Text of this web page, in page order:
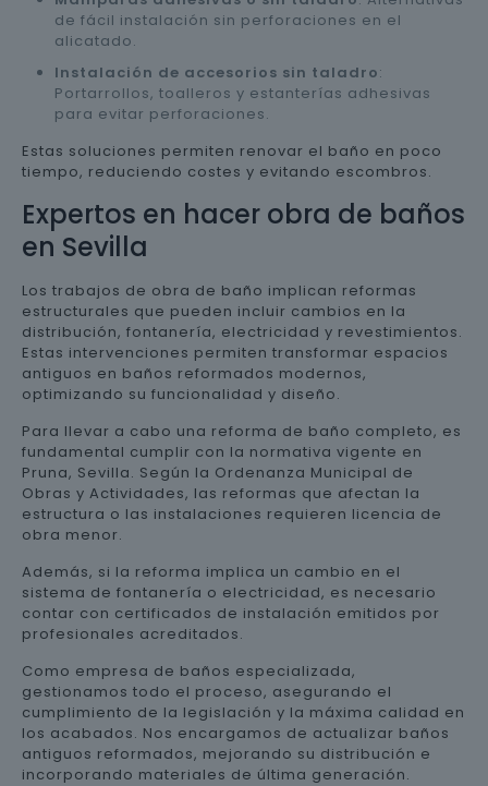
de fácil instalación sin perforaciones en el
alicatado.
Instalación de accesorios sin taladro:
Portarrollos, toalleros y estanterías adhesivas
para evitar perforaciones.
Estas soluciones permiten renovar el baño en poco
tiempo, reduciendo costes y evitando escombros.
Expertos en hacer obra de baños
en Sevilla
Los trabajos de obra de baño implican reformas
estructurales que pueden incluir cambios en la
distribución, fontanería, electricidad y revestimientos.
Estas intervenciones permiten transformar espacios
antiguos en baños reformados modernos,
optimizando su funcionalidad y diseño.
Para llevar a cabo una reforma de baño completo, es
fundamental cumplir con la normativa vigente en
Pruna, Sevilla. Según la Ordenanza Municipal de
Obras y Actividades, las reformas que afectan la
estructura o las instalaciones requieren licencia de
obra menor.
Además, si la reforma implica un cambio en el
sistema de fontanería o electricidad, es necesario
contar con certificados de instalación emitidos por
profesionales acreditados.
Como empresa de baños especializada,
gestionamos todo el proceso, asegurando el
cumplimiento de la legislación y la máxima calidad en
los acabados. Nos encargamos de actualizar baños
antiguos reformados, mejorando su distribución e
incorporando materiales de última generación.